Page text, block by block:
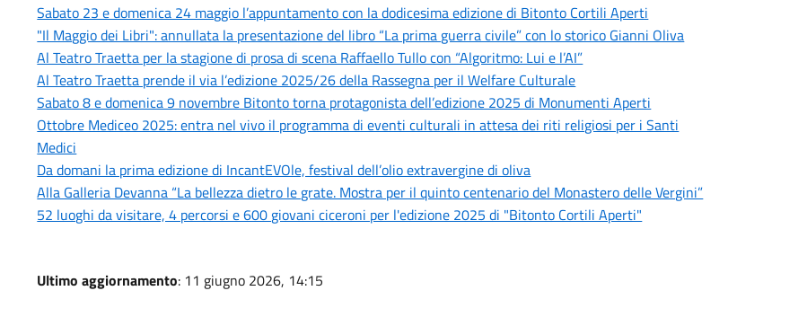
Sabato 23 e domenica 24 maggio l’appuntamento con la dodicesima edizione di Bitonto Cortili Aperti
"Il Maggio dei Libri": annullata la presentazione del libro “La prima guerra civile” con lo storico Gianni Oliva
Al Teatro Traetta per la stagione di prosa di scena Raffaello Tullo con “Algoritmo: Lui e l’AI”
Al Teatro Traetta prende il via l’edizione 2025/26 della Rassegna per il Welfare Culturale
Sabato 8 e domenica 9 novembre Bitonto torna protagonista dell’edizione 2025 di Monumenti Aperti
Ottobre Mediceo 2025: entra nel vivo il programma di eventi culturali in attesa dei riti religiosi per i Santi
Medici
Da domani la prima edizione di IncantEVOle, festival dell’olio extravergine di oliva
Alla Galleria Devanna “La bellezza dietro le grate. Mostra per il quinto centenario del Monastero delle Vergini”
52 luoghi da visitare, 4 percorsi e 600 giovani ciceroni per l'edizione 2025 di "Bitonto Cortili Aperti"
Ultimo aggiornamento: 11 giugno 2026, 14:15